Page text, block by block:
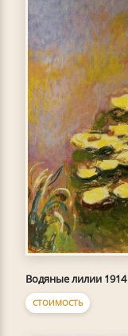
Водяные лилии 1914
СТОИМОСТЬ